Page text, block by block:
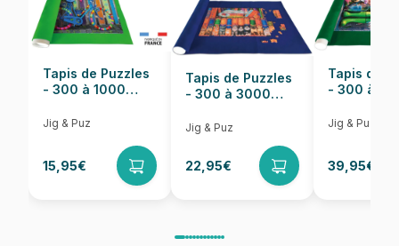
Dimensions 68 x 48 cm
Tapis de Puzzles
- 300 à 1000
Jig & Puz
15,95€
Tapis de Puzzles
- 300 à 3000
Jig & Puz
22,95€
Tapis de
- 300 à
Jig & Puz
39,95€